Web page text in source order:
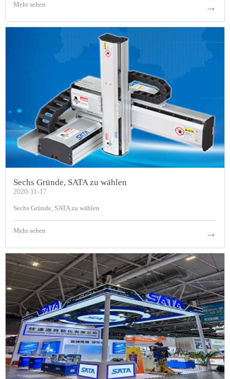
Mehr sehen →
Sechs Gründe, SATA zu wählen
2020-11-17
Sechs Gründe, SATA zu wählen
Mehr sehen →